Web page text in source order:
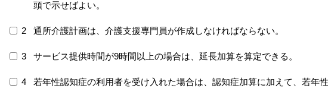
頭で示せばよい。
2 通所介護計画は、介護支援専門員が作成しなければならない。
3 サービス提供時間が9時間以上の場合は、延長加算を算定できる。
4 若年性認知症の利用者を受け入れた場合は、認知症加算に加えて、若年